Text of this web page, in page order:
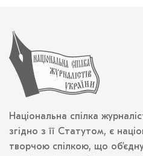
Національна спілка
згідно з її Статутом, є
творчою спілкою, що